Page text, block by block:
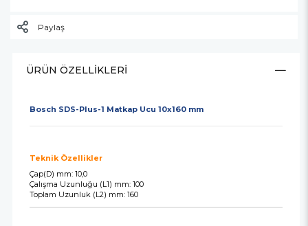
Paylaş
ÜRÜN ÖZELLIKLERI
Bosch SDS-Plus-1 Matkap Ucu 10x160 mm
Teknik Özellikler
Çap(D) mm: 10,0
Çalışma Uzunluğu (L1) mm: 100
Toplam Uzunluk (L2) mm: 160